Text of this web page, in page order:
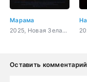
Марама
2025, Новая Зеландия, Великобритания, драма, фэнтези
Оставить комментарий